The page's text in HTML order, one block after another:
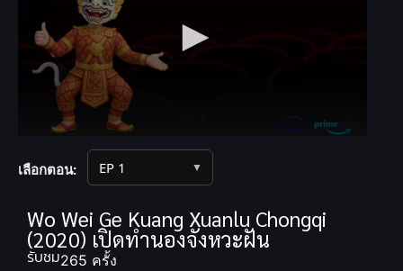
เลือกตอน: ▼
Wo Wei Ge Kuang Xuanlu Chongqi
(2020) เปิดทำนองจังหวะฝัน
รับชม265 ครั้ง